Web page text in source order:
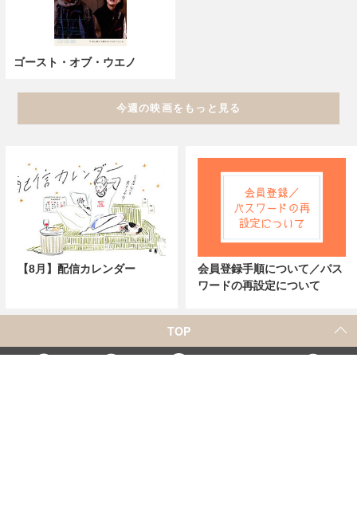
ゴースト・オブ・ウエノ
今週の映画をもっと見る
【8月】配信カレンダー
会員登録手順について／パス
ワードの再設定について
TOP